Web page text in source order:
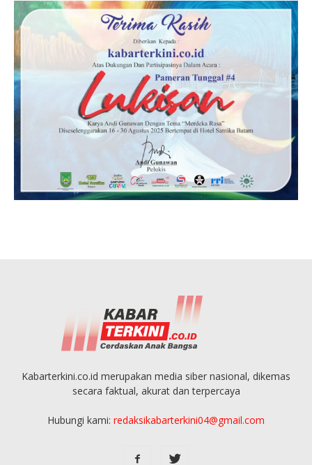
Kabarterkini.co.id merupakan media siber nasional, dikemas
secara faktual, akurat dan terpercaya
Hubungi kami: redaksikabarterkini04@gmail.com